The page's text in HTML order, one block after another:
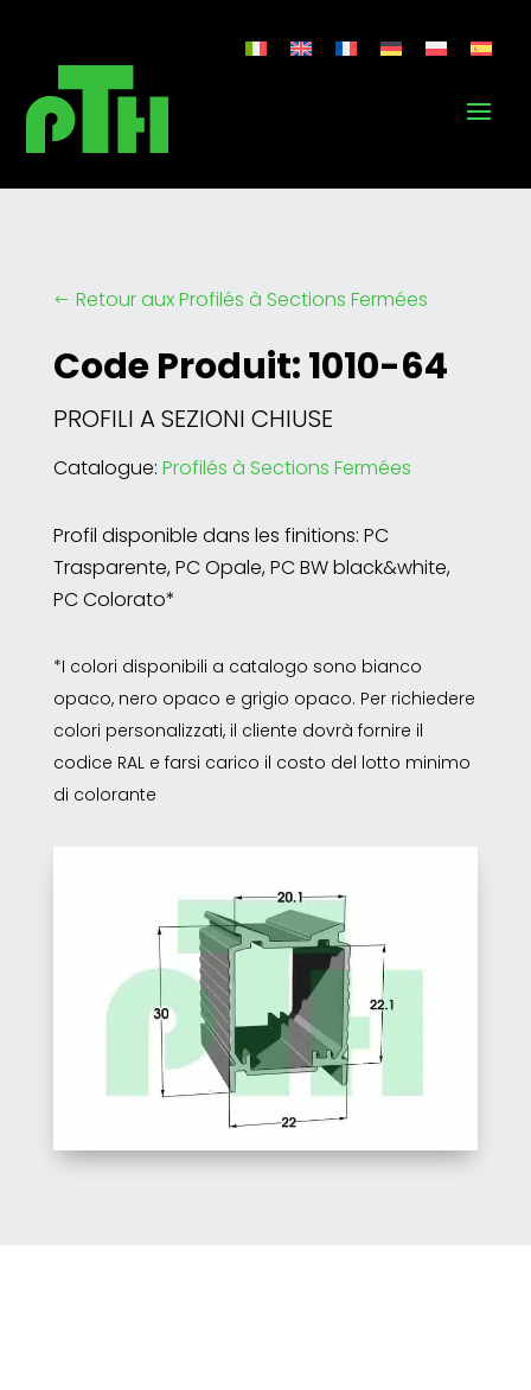
# Retour aux Profilés à Sections Fermées
Code Produit: 1010-64
PROFILI A SEZIONI CHIUSE
Catalogue: Profilés à Sections Fermées
Profil disponible dans les finitions: PC
Trasparente, PC Opale, PC BW black&white,
PC Colorato*
*I colori disponibili a catalogo sono bianco
opaco, nero opaco e grigio opaco. Per richiedere
colori personalizzati, il cliente dovrà fornire il
codice RAL e farsi carico il costo del lotto minimo
di colorante